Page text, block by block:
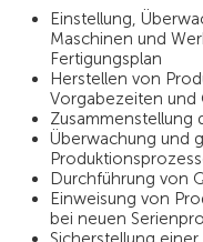
Einstellung,
Maschinen und
Fertigungsplan
Herstellen von
Vorgabezeiten und
Zusammenstellung
Überwachung und
Durchführung von
Einweisung von
bei neuen